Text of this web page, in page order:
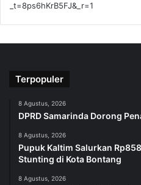
_t=8ps6hKrB5FJ&_r=1
Terpopuler
8 Agustus, 2026
DPRD Samarinda Dorong
8 Agustus, 2026
Pupuk Kaltim Salurkan
Stunting di Kota Bontang
8 Agustus, 2026